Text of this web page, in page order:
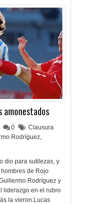
amonestados
0
Clausura
Rodríguez,
dio para sutilezas, y
de Rojo
Rodríguez y
liderazgo en el rubro
la vieron.Lucas